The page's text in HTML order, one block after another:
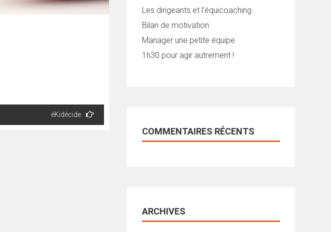
éKidécide
Les dirigeants et l’équicoaching
Bilan de motivation
Manager une petite équipe
1h30 pour agir autrement !
COMMENTAIRES RÉCENTS
ARCHIVES